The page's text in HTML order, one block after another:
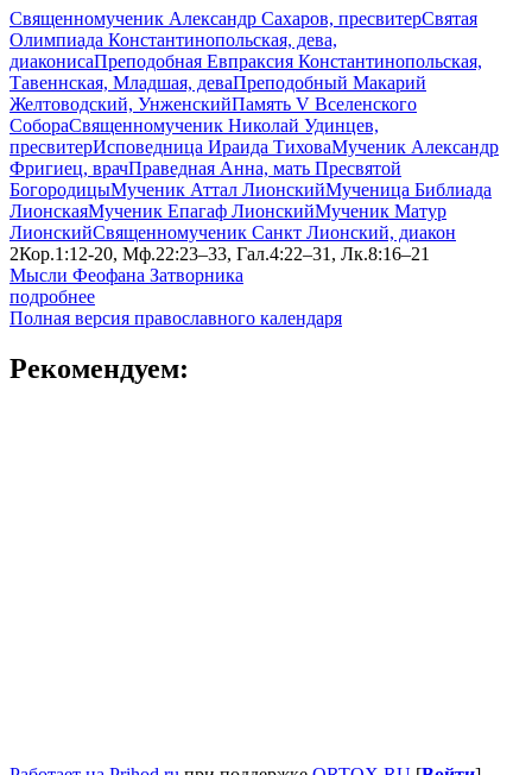
Священномученик Александр Сахаров, пресвитерСвятая
Олимпиада Константинопольская, дева,
диаконисаПреподобная Евпраксия Константинопольская,
Тавеннская, Младшая, деваПреподобный Макарий
Желтоводский, УнженскийПамять V Вселенского
СобораСвященномученик Николай Удинцев,
пресвитерИсповедница Ираида ТиховаМученик Александр
Фригиец, врачПраведная Анна, мать Пресвятой
БогородицыМученик Аттал ЛионскийМученица Библиада
ЛионскаяМученик Епагаф ЛионскийМученик Матур
ЛионскийСвященномученик Санкт Лионский, диакон
2Кор.1:12-20, Мф.22:23–33, Гал.4:22–31, Лк.8:16–21
Мысли Феофана Затворника
подробнее
Полная версия православного календаря
Рекомендуем: